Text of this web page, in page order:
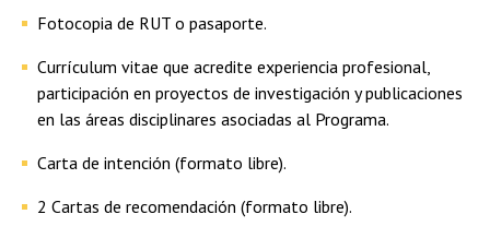
Fotocopia de RUT o pasaporte.
Currículum vitae que acredite experiencia profesional,
participación en proyectos de investigación y publicaciones
en las áreas disciplinares asociadas al Programa.
Carta de intención (formato libre).
2 Cartas de recomendación (formato libre).